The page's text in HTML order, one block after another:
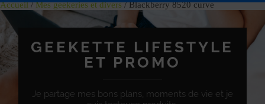
Accueil/Mes geekeries et divers/ Blackberry 8520 curve
GEEKETTE LIFESTYLE
ET PROMO
Je partage mes bons plans, moments de vie et je